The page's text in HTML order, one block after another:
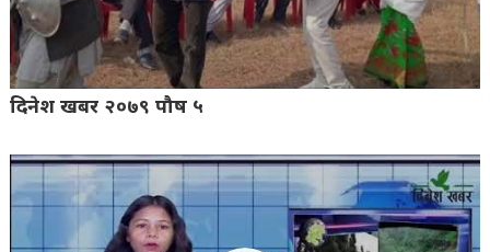
दिनेश खबर २०७९ पौष ५